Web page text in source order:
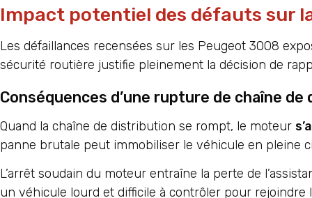
Impact potentiel des défauts sur
Les défaillances recensées sur les Peugeot 3008
sécurité routière justifie pleinement la décision de
Conséquences d’une rupture de chaîne
Quand la chaîne de distribution se rompt, le moteur
panne brutale peut immobiliser le véhicule en pleine
L’arrêt soudain du moteur entraîne la perte de
un véhicule lourd et difficile à contrôler pour rejoindre